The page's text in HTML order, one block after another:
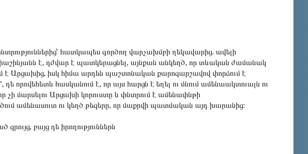
հատկապես գործող վարչախմբի ղեկավարից. ավելի
է, դժվար է պատկերացնել, այնքան անկեղծ, որ տևական ժամանակ
է Արցախից, իսկ հիմա արդեն պաշտոնական քարոզարշավով փորձում է
դե որովեհետև հասկանում է, որ այս հարցն է եղել ու մնում ամենաակտուալն ու
չի մարսելու Արցախի կորուստը և փնտրում է ամենափնթի
ամենասուտ ու կեղծ թեզերը, որ մաքրվի պատմական այդ խարանից։
բայց դե իրողություններն